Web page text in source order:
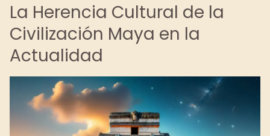
La Herencia Cultural de la
Civilización Maya en la
Actualidad